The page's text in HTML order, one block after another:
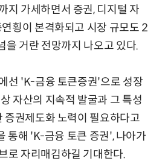
지 가세하면서 증권, 디지털 자
횡이 본격화되고 시장 규모도 2
거란 전망까지 나오고 있다.
선 'K-금융 토큰증권'으로 성장
자산의 지속적 발굴과 그 특성
증권제도화 노력이 필요하다고
통해 'K-금융 토큰 증권', 나아가
로 자리매김하길 기대한다.